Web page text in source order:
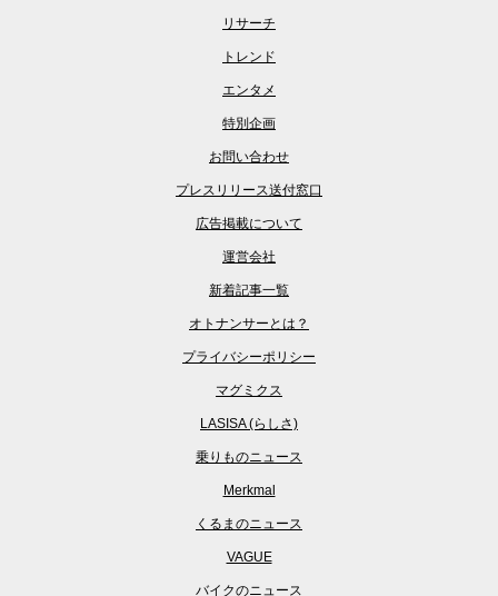
リサーチ
トレンド
エンタメ
特別企画
お問い合わせ
プレスリリース送付窓口
広告掲載について
運営会社
新着記事一覧
オトナンサーとは？
プライバシーポリシー
マグミクス
LASISA (らしさ)
乗りものニュース
Merkmal
くるまのニュース
VAGUE
バイクのニュース